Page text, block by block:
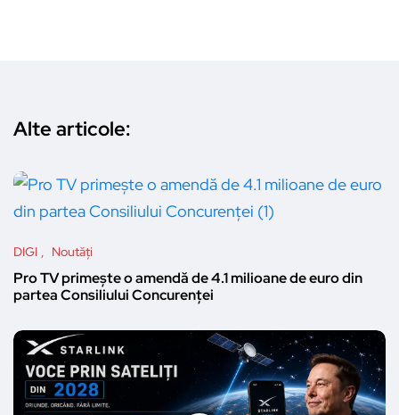
Alte articole:
DIGI Noutăți
Pro TV primește o amendă de 4.1 milioane de euro din
partea Consiliului Concurenței